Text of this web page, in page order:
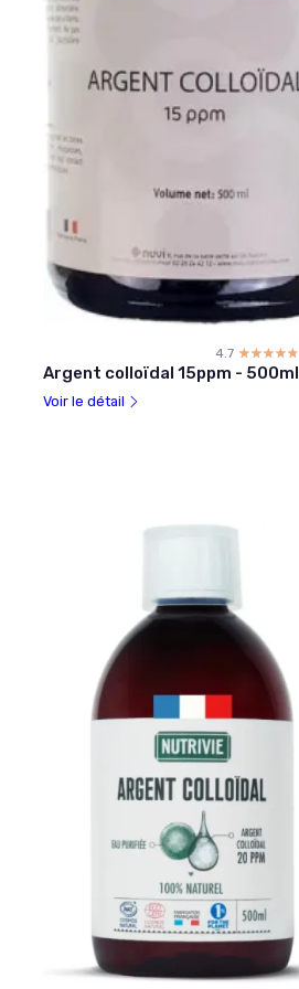
4.7 ☆☆☆☆☆
★★★★★
Argent colloïdal 15ppm - 500ml
Voir le détail